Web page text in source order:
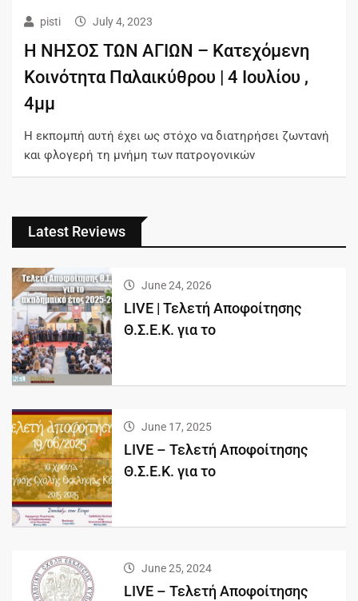
pisti July 4, 2023
Η ΝΗΣΟΣ ΤΩΝ ΑΓΙΩΝ – Kατεχόμενη
Κοινότητα Παλαικύθρου | 4 Ιουλίου ,
4μμ
Η εκπομπή αυτή έχει ως στόχο να διατηρήσει ζωντανή
και φλογερή τη μνήμη των πατρογονικών
Latest Reviews
June 24, 2026
LIVE | Τελετή Αποφοίτησης
Θ.Σ.Ε.Κ. για το
June 17, 2025
LIVE – Τελετή Αποφοίτησης
Θ.Σ.Ε.Κ. για το
June 25, 2024
LIVE – Τελετή Αποφοίτησης